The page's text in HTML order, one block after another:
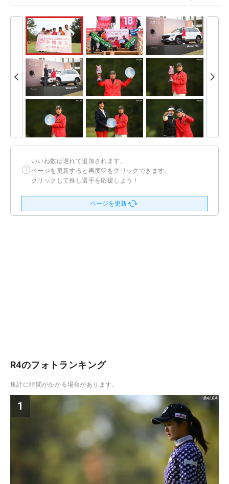
いいね数は遅れて追加されます。
ページを更新すると再度♡をクリックできます。
クリックして推し選手を応援しよう！
ページを更新
R4のフォトランキング
集計に時間がかかる場合があります。
1